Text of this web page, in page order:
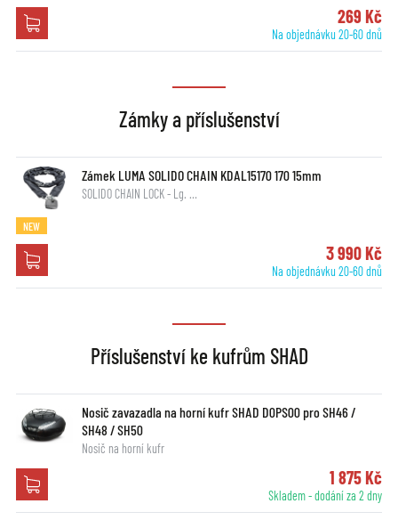
269 Kč
Na objednávku 20-60 dnů
Zámky a příslušenství
Zámek LUMA SOLIDO CHAIN KDAL15170 170 15mm
SOLIDO CHAIN LOCK - Lg. …
NEW
3 990 Kč
Na objednávku 20-60 dnů
Příslušenství ke kufrům SHAD
Nosič zavazadla na horní kufr SHAD D0PS00 pro SH46 /
SH48 / SH50
Nosič na horní kufr
1 875 Kč
Skladem - dodání za 2 dny